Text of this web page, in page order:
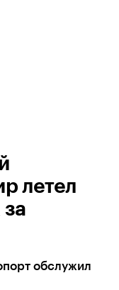
летел
обслужил